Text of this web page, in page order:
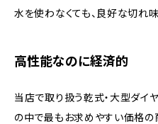
水を使わなくても、良好な切れ
高性能なのに経済的
当店で取り扱う乾式・大型ダイ
の中で最もお求めやすい価格の